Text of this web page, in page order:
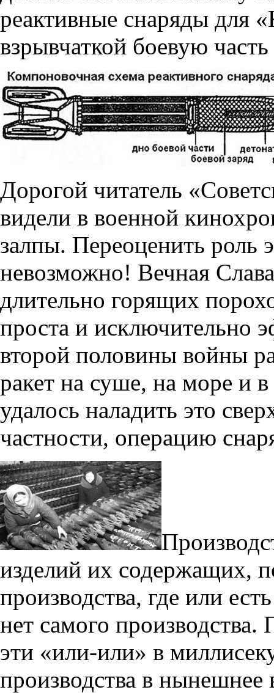
реактивные снаряды для
взрывчаткой боевую
Дорогой читатель
видели в военной
залпы. Переоценить роль
невозможно! Вечная
длительно горящих
проста и исключительно
второй половины войны
ракет на суше, на море и
удалось наладить это
частности, операцию
изделий их содержащих,
производства, где или
нет самого
эти «или-или» в
производства в